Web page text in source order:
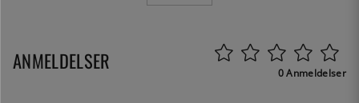
ANMELDELSER 0 Anmeldelser